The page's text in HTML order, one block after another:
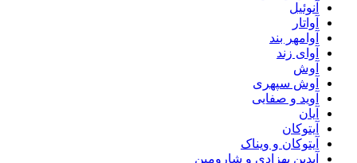
آنوئیل
آواتار
آوامهر بند
آوای زند
آوش
آوش سپهری
آوید و صفایی
آیان
آیتوکان
آیتوکان و ویناک
آیدین بهزادی و شارومین